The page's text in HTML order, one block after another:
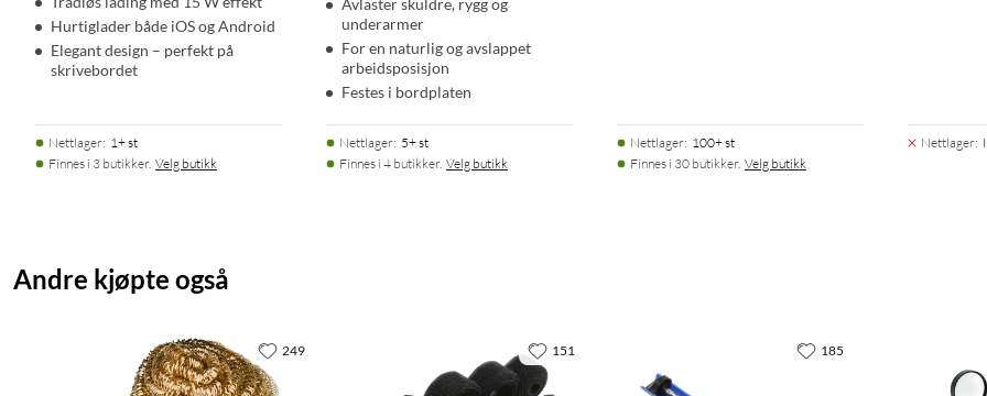
Hurtiglader både iOS og Android
Elegant design – perfekt på
skrivebordet
Nettlager: 1+ st
Finnes i 3 butikker. Velg butikk
Avlaster skuldre, rygg og
underarmer
For en naturlig og avslappet
arbeidsposisjon
Festes i bordplaten
Nettlager: 5+ st
Finnes i 4 butikker. Velg butikk
Nettlager: 100+ st
Finnes i 30 butikker. Velg butikk
Nettlager:
Andre kjøpte også
249 151 185